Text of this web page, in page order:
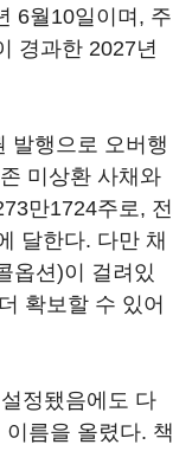
6월10일이며, 주
경과한 2027년
발행으로 오버행
미상환 사채와
만1724주로, 전
달한다. 다만 채
옵션)이 걸려있
확보할 수 있어
정됐음에도 다
름을 올렸다. 책